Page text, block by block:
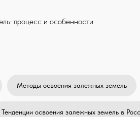
процесс и особенности
Методы освоения залежных земель
Тенденции освоения залежных земель в